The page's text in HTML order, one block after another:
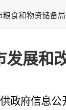
食和物资储备
发展和
政府信息